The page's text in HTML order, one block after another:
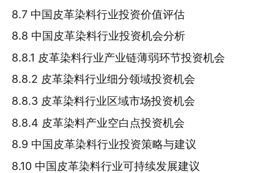
8.7 中国皮革染料行业投资价值评估
8.8 中国皮革染料行业投资机会分析
8.8.1 皮革染料行业产业链薄弱环节投资机会
8.8.2 皮革染料行业细分领域投资机会
8.8.3 皮革染料行业区域市场投资机会
8.8.4 皮革染料产业空白点投资机会
8.9 中国皮革染料行业投资策略与建议
8.10 中国皮革染料行业可持续发展建议